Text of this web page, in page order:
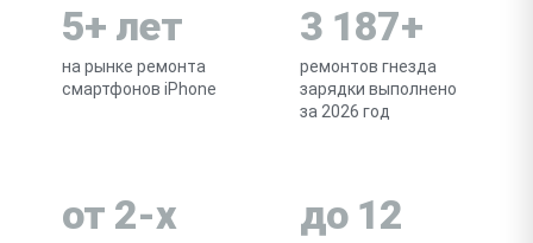
5+ лет
на рынке ремонта
смартфонов iPhone
3 187+
ремонтов гнезда
зарядки выполнено
за 2026 год
от 2-х
до 12